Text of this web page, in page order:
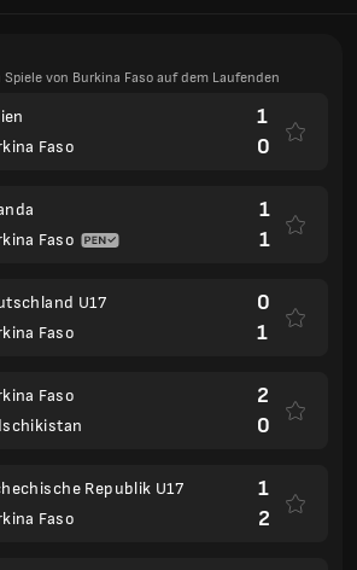
von Burkina Faso auf dem Laufenden
Faso
1
0
Faso
1
1
U17
Faso
0
1
Faso
2
0
Republik U17
Faso
1
2